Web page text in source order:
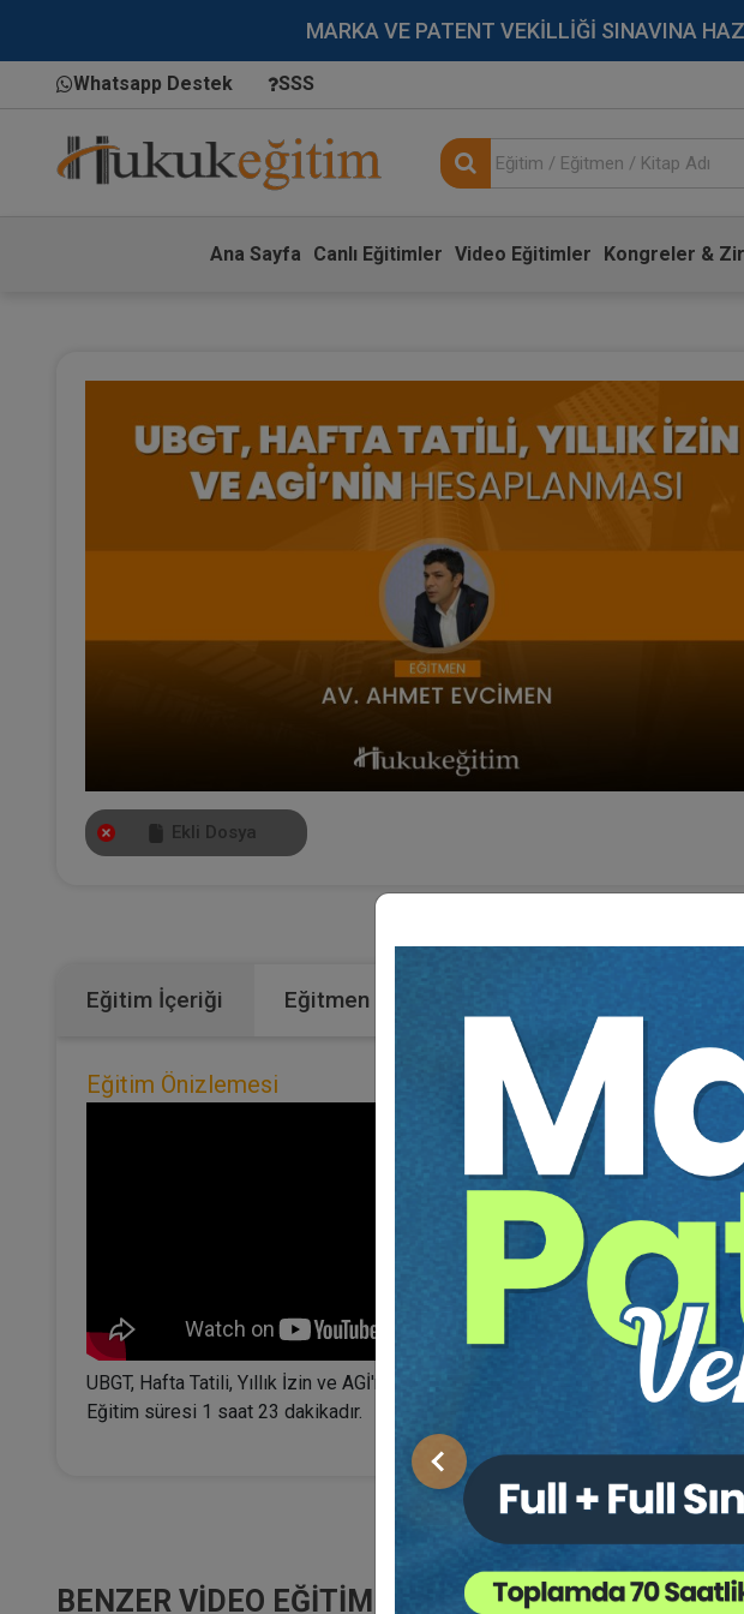
MARKA VE PATENT VEKİLLİĞİ SINAVINA
Whatsapp Destek SSS
Ana Sayfa Canlı Eğitimler Video Eğitimler Kongreler &
Önceki
Ekli Dosya
Eğitim İçeriği Eğitmen
Eğitim Önizlemesi
UBGT, Hafta Tatili, Yıllık İzin ve AGİ'nin Hesaplanması online konferansının
Eğitim süresi 1 saat 23 dakikadır.
BENZER VIDEO EĞITIMLER